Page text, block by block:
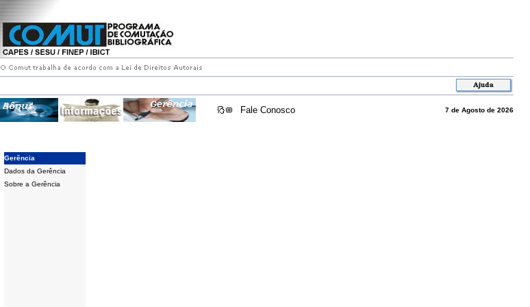
Fale Conosco 7 de Agosto de 2026
Gerência
Dados da Gerência
Sobre a Gerência